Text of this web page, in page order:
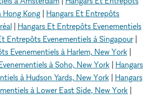
Hong Kong
Hangars Et Entrepôts
| Hangars Et Entrepôts Evenementiels
Entrepôts Evenementiels à Singapour|
Evenementiels à Harlem, New York|
à Soho, New York| Hangars
à Hudson Yards, New York| Hangars
à Lower East Side, New York